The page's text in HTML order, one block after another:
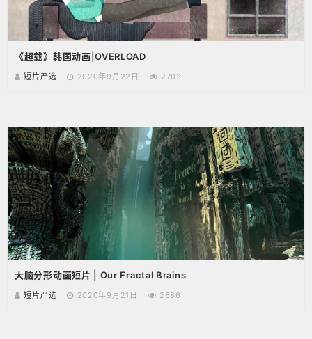
《超载》韩国动画|OVERLOAD
短片严选 2020年9月22日 2702
大脑分形动画短片 | Our Fractal Brains
短片严选 2020年9月21日 2686